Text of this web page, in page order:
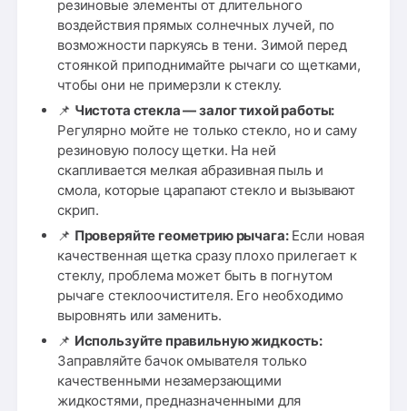
резиновые элементы от длительного
воздействия прямых солнечных лучей, по
возможности паркуясь в тени. Зимой перед
стоянкой приподнимайте рычаги со щетками,
чтобы они не примерзли к стеклу.
📌 Чистота стекла — залог тихой работы:
Регулярно мойте не только стекло, но и саму
резиновую полосу щетки. На ней
скапливается мелкая абразивная пыль и
смола, которые царапают стекло и вызывают
скрип.
📌 Проверяйте геометрию рычага:Если новая
качественная щетка сразу плохо прилегает к
стеклу, проблема может быть в погнутом
рычаге стеклоочистителя. Его необходимо
выровнять или заменить.
📌 Используйте правильную жидкость:
Заправляйте бачок омывателя только
качественными незамерзающими
жидкостями, предназначенными для